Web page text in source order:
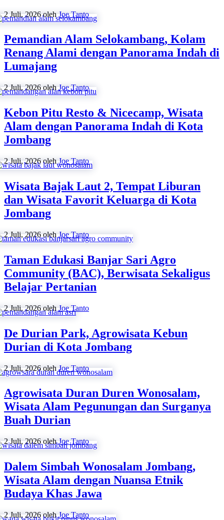
2 Juli, 2026 olehJoe Tanto
Pemandian Alam Selokambang, Kolam
Renang Alami dengan Panorama Indah di
Lumajang
2 Juli, 2026 olehJoe Tanto
Kebon Pitu Resto & Nicecamp, Wisata
Alam dengan Panorama Indah di Kota
Jombang
2 Juli, 2026 olehJoe Tanto
Wisata Bajak Laut 2, Tempat Liburan
dan Wisata Favorit Keluarga di Kota
Jombang
2 Juli, 2026 olehJoe Tanto
Taman Edukasi Banjar Sari Agro
Community (BAC), Berwisata Sekaligus
Belajar Pertanian
2 Juli, 2026 olehJoe Tanto
De Durian Park, Agrowisata Kebun
Durian di Kota Jombang
2 Juli, 2026 olehJoe Tanto
Agrowisata Duran Duren Wonosalam,
Wisata Alam Pegunungan dan Surganya
Buah Durian
2 Juli, 2026 olehJoe Tanto
Dalem Simbah Wonosalam Jombang,
Wisata Alam dengan Nuansa Etnik
Budaya Khas Jawa
2 Juli, 2026 olehJoe Tanto